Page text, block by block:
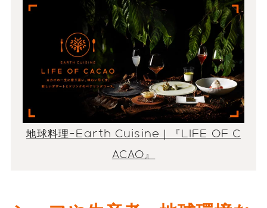
地球料理-Earth Cuisine｜『LIFE OF C
ACAO』